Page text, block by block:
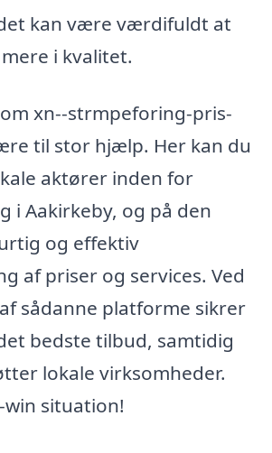
kan være værdifuldt at
i kvalitet.
xn--strmpeforing-pris-
til stor hjælp. Her kan du
aktører inden for
i Aakirkeby, og på den
og effektiv
af priser og services. Ved
sådanne platforme sikrer
bedste tilbud, samtidig
lokale virksomheder.
win situation!